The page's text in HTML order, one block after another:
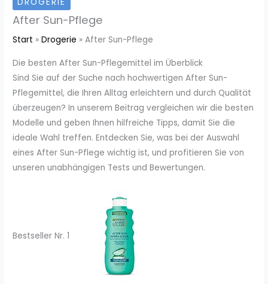
After Sun-Pflege
Start Drogerie After Sun-Pflege
Die besten After Sun-Pflegemittel im Überblick
Sind Sie auf der Suche nach hochwertigen After Sun-
Pflegemittel, die Ihren Alltag erleichtern und durch Qualität
überzeugen? In unserem Beitrag vergleichen wir die besten
Modelle und geben Ihnen hilfreiche Tipps, damit Sie die
ideale Wahl treffen. Entdecken Sie, was bei der Auswahl
eines After Sun-Pflege wichtig ist, und profitieren Sie von
unseren unabhängigen Tests und Bewertungen.
Bestseller Nr. 1